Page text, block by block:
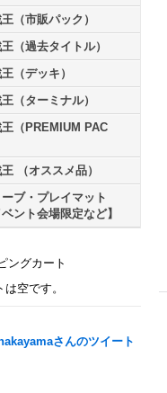
（市販パック）
（過去タイトル）
（デッキ）
（ターミナル）
（PREMIUM PAC
（オススメ品）
ブ・プレイマット
ベント会場限定など】
ングカート
は空です。
さんのツイート